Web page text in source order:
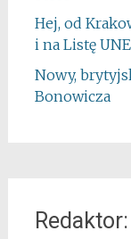
Hej, od
i na Listę
Nowy,
Bonowicza